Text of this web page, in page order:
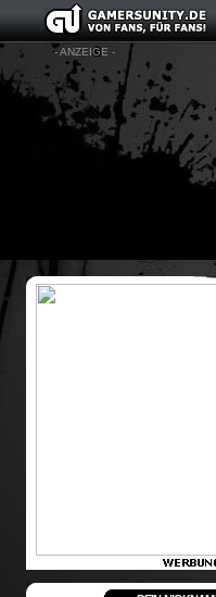
- ANZEIGE -